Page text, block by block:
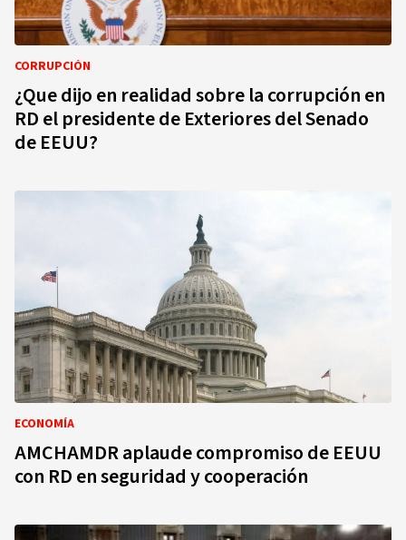
CORRUPCIÓN
¿Que dijo en realidad sobre la corrupción en
RD el presidente de Exteriores del Senado
de EEUU?
ECONOMÍA
AMCHAMDR aplaude compromiso de EEUU
con RD en seguridad y cooperación